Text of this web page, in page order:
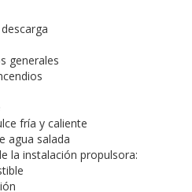
generales
fría y caliente
agua salada
la instalación propulsora: